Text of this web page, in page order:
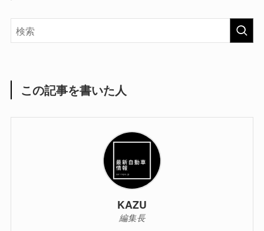
この記事を書いた人
KAZU
編集長